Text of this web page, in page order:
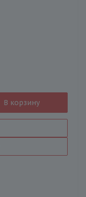
В корзину